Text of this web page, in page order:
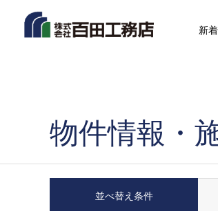
新
物件情報・
並べ替え条件